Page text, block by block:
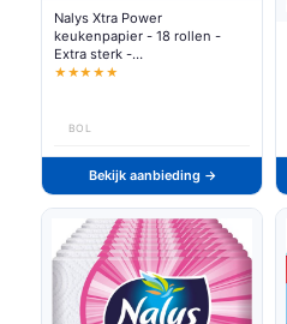
Nalys Xtra Power
keukenpapier - 18 rollen -
Extra sterk -
Voordeelverpakking
★★★★★
BOL
Bekijk aanbieding →